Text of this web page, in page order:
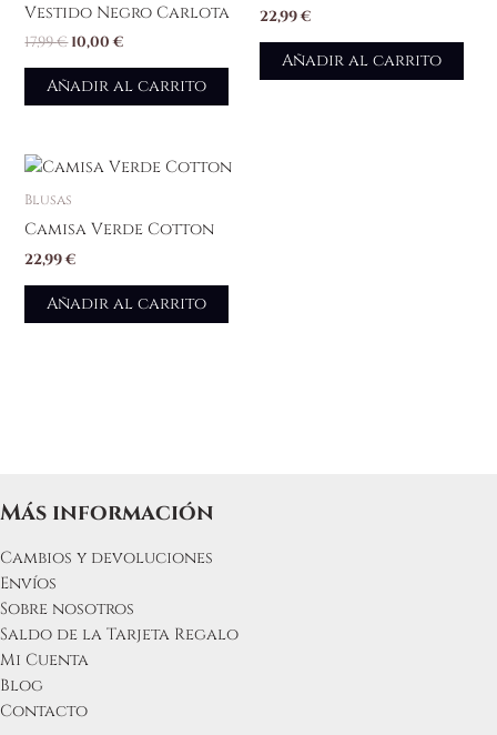
Vestido Negro Carlota
17,99€10,00€
Añadir al carrito
22,99€
Añadir al carrito
Blusas
Camisa Verde Cotton
22,99€
Añadir al carrito
Más información
Cambios y devoluciones
Envíos
Sobre nosotros
Saldo de la Tarjeta Regalo
Mi Cuenta
Blog
Contacto